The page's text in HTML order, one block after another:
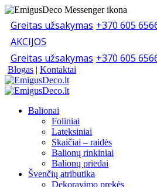
Greitas užsakymas +370 605
AKCIJOS
Greitas užsakymas +370 605
Blogas | Kontaktai
Balionai
Foliniai
Lateksiniai
Skaičiai – raidės
Balionų rinkiniai
Balionų priedai
Švenčių atributika
Dekoravimo prekės